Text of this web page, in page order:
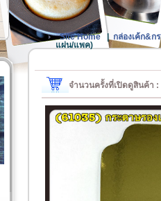
Site Home | กล่องเค้ก&ก
แผ่น/แพค)
จำนวนครั้งที่เปิดดูสินค้า